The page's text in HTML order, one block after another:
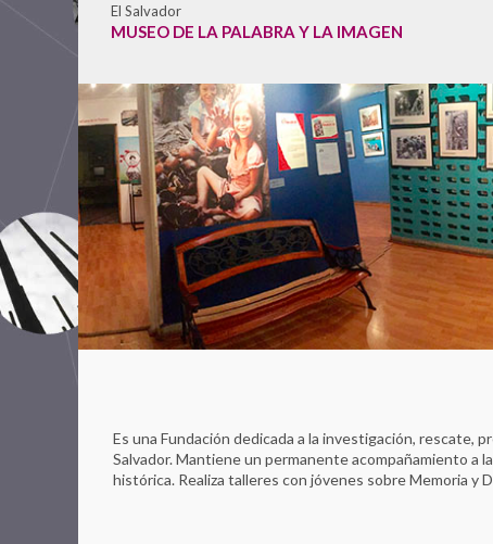
El Salvador
MUSEO DE LA PALABRA Y LA IMAGEN
Es una Fundación dedicada a la investigación, rescate,
Salvador. Mantiene un permanente acompañamiento a
histórica. Realiza talleres con jóvenes sobre Memoria y